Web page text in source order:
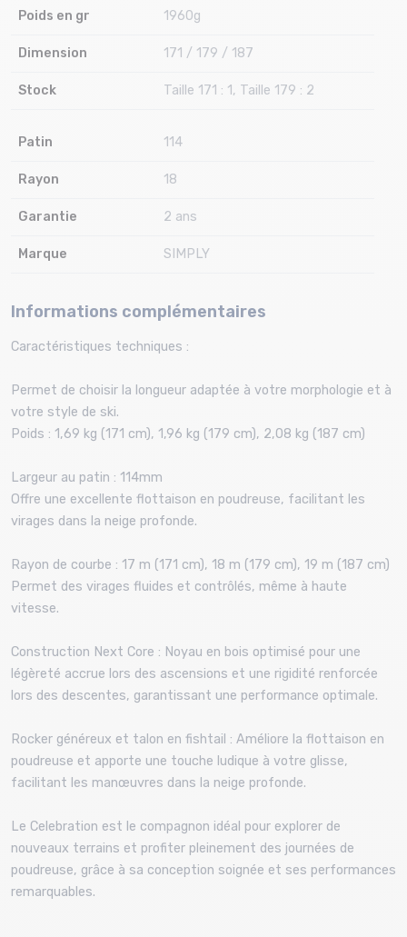
Poids en gr 1960g
Dimension 171 / 179 / 187
Stock Taille 171 : 1, Taille 179 : 2
Patin 114
Rayon 18
Garantie 2 ans
Marque SIMPLY
Informations complémentaires
Caractéristiques techniques :
Permet de choisir la longueur adaptée à votre morphologie et à
votre style de ski.
Poids : 1,69 kg (171 cm), 1,96 kg (179 cm), 2,08 kg (187 cm)
Largeur au patin : 114mm
Offre une excellente flottaison en poudreuse, facilitant les
virages dans la neige profonde.
Rayon de courbe : 17 m (171 cm), 18 m (179 cm), 19 m (187 cm)
Permet des virages fluides et contrôlés, même à haute
vitesse.
Construction Next Core : Noyau en bois optimisé pour une
légèreté accrue lors des ascensions et une rigidité renforcée
lors des descentes, garantissant une performance optimale.
Rocker généreux et talon en fishtail : Améliore la flottaison en
poudreuse et apporte une touche ludique à votre glisse,
facilitant les manœuvres dans la neige profonde.
Le Celebration est le compagnon idéal pour explorer de
nouveaux terrains et profiter pleinement des journées de
poudreuse, grâce à sa conception soignée et ses performances
remarquables.